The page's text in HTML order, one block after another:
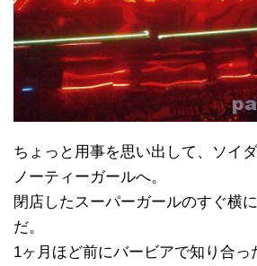
ちょっと用事を思い出して、ソイ
ノーティーガールへ。
閉店したスーパーガールのすぐ横
だ。
1ヶ月ほど前にバービアで知り合っ